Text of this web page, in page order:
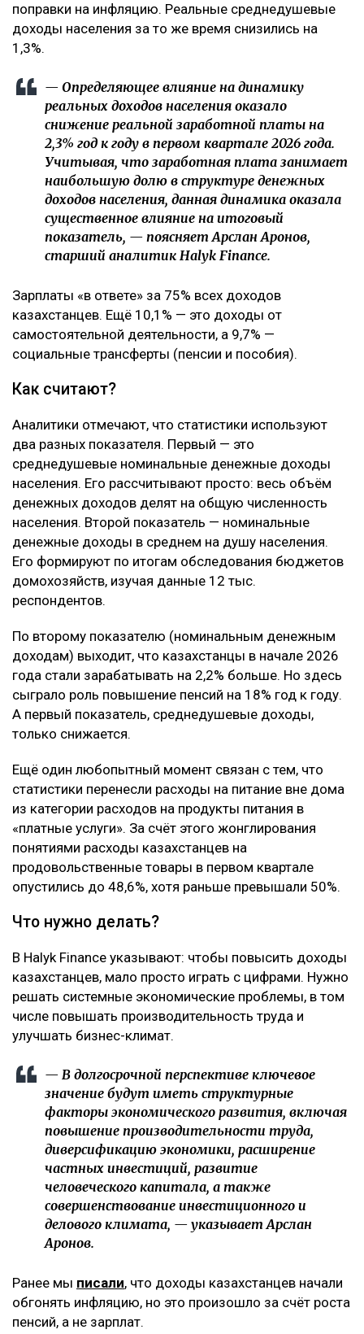
поправки на инфляцию. Реальные среднедушевые
доходы населения за то же время снизились на
1,3%.
— Определяющее влияние на динамику
реальных доходов населения оказало
снижение реальной заработной платы на
2,3% год к году в первом квартале 2026 года.
Учитывая, что заработная плата занимает
наибольшую долю в структуре денежных
доходов населения, данная динамика оказала
существенное влияние на итоговый
показатель, — поясняет Арслан Аронов,
старший аналитик Halyk Finance.
Зарплаты «в ответе» за 75% всех доходов
казахстанцев. Ещё 10,1% — это доходы от
самостоятельной деятельности, а 9,7% —
социальные трансферты (пенсии и пособия).
Как считают?
Аналитики отмечают, что статистики используют
два разных показателя. Первый — это
среднедушевые номинальные денежные доходы
населения. Его рассчитывают просто: весь объём
денежных доходов делят на общую численность
населения. Второй показатель — номинальные
денежные доходы в среднем на душу населения.
Его формируют по итогам обследования бюджетов
домохозяйств, изучая данные 12 тыс.
респондентов.
По второму показателю (номинальным денежным
доходам) выходит, что казахстанцы в начале 2026
года стали зарабатывать на 2,2% больше. Но здесь
сыграло роль повышение пенсий на 18% год к году.
А первый показатель, среднедушевые доходы,
только снижается.
Ещё один любопытный момент связан с тем, что
статистики перенесли расходы на питание вне дома
из категории расходов на продукты питания в
«платные услуги». За счёт этого жонглирования
понятиями расходы казахстанцев на
продовольственные товары в первом квартале
опустились до 48,6%, хотя раньше превышали 50%.
Что нужно делать?
В Halyk Finance указывают: чтобы повысить доходы
казахстанцев, мало просто играть с цифрами. Нужно
решать системные экономические проблемы, в том
числе повышать производительность труда и
улучшать бизнес-климат.
— В долгосрочной перспективе ключевое
значение будут иметь структурные
факторы экономического развития, включая
повышение производительности труда,
диверсификацию экономики, расширение
частных инвестиций, развитие
человеческого капитала, а также
совершенствование инвестиционного и
делового климата, — указывает Арслан
Аронов.
Ранее мы писали, что доходы казахстанцев начали
обгонять инфляцию, но это произошло за счёт роста
пенсий, а не зарплат.